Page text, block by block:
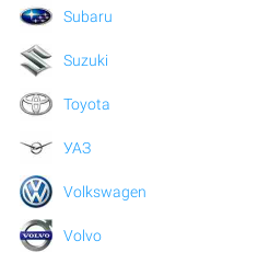
Subaru
Suzuki
Toyota
УАЗ
Volkswagen
Volvo